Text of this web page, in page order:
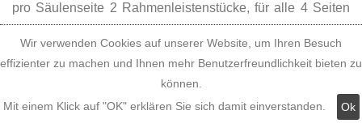
pro Säulenseite 2 Rahmenleistenstücke, für alle 4 Seiten
8 x 200 mm = 1600 mm, also 1,6 m
Vom Rahmenprofil Peiting 152 werden in unserem
Beispiel 1,6 m benötigt. Da auch diese Zierleisten 2 m lang
Wir verwenden Cookies auf unserer Website, um Ihren Besuch
effizienter zu machen und Ihnen mehr Benutzerfreundlichkeit bieten zu
können.
Mit einem Klick auf "OK" erklären Sie sich damit einverstanden.
Ok